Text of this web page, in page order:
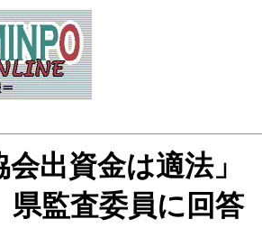
会出資金は適法
監査委員に回答